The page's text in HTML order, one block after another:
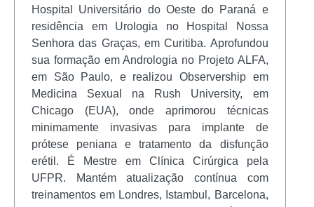
Hospital Universitário do Oeste do Paraná e
residência em Urologia no Hospital Nossa
Senhora das Graças, em Curitiba. Aprofundou
sua formação em Andrologia no Projeto ALFA,
em São Paulo, e realizou Observership em
Medicina Sexual na Rush University, em
Chicago (EUA), onde aprimorou técnicas
minimamente invasivas para implante de
prótese peniana e tratamento da disfunção
erétil. É Mestre em Clínica Cirúrgica pela
UFPR. Mantém atualização contínua com
treinamentos em Londres, Istambul, Barcelona,